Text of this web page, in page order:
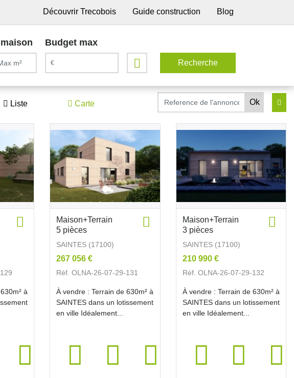
Découvrir Trecobois Guide construction Blog
Budget max
Liste Carte
à
Maison+Terrain
5 pièces
SAINTES (17100)
267 056 €
Réf. OLNA-26-07-29-131
À vendre : Terrain de 630m² à
SAINTES dans un lotissement
en ville Idéalement...
Maison+Terrain
3 pièces
SAINTES (17100)
210 990 €
Réf. OLNA-26-07-29-132
À vendre : Terrain de 630m² à
SAINTES dans un lotissement
en ville Idéalement...